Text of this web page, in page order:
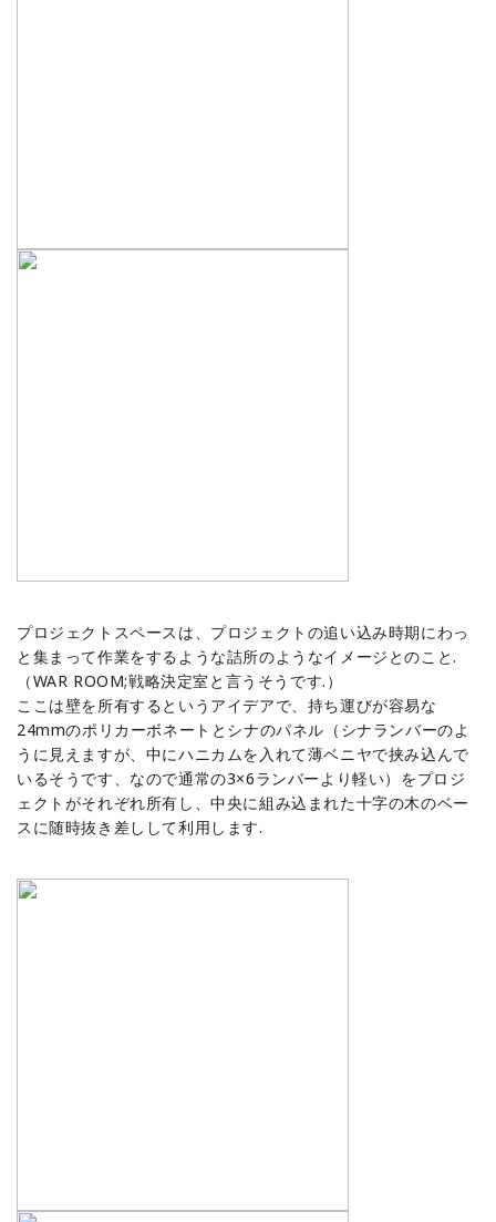
プロジェクトスペースは、プロジェクトの追い込み時期にわっ
と集まって作業をするような詰所のようなイメージとのこと.
（WAR ROOM;戦略決定室と言うそうです.）
ここは壁を所有するというアイデアで、持ち運びが容易な
24mmのポリカーボネートとシナのパネル（シナランバーのよ
うに見えますが、中にハニカムを入れて薄ベニヤで挟み込んで
いるそうです、なので通常の3×6ランバーより軽い）をプロジ
ェクトがそれぞれ所有し、中央に組み込まれた十字の木のベー
スに随時抜き差しして利用します.